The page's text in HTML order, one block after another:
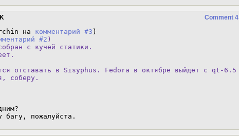
Comment 4
на комментарий #3
#2 )
с кучей статики.
отставать в Sisyphus. Fedora в октябре выйдет с qt-6.5
соберу.
багу, пожалуйста.